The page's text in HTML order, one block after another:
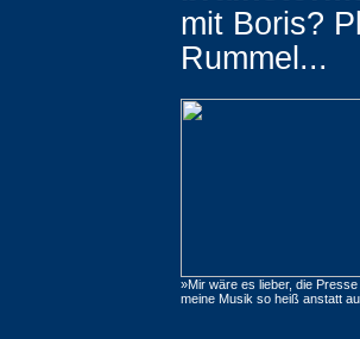
mit Boris?
Rummel...
»Mir wäre es lieber, die
meine Musik so heiß anstatt